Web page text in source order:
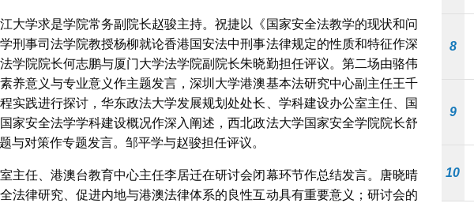
大学求是学院常务副院长赵骏主持。祝捷以《国家安全法教学的现状和问
刑事司法学院教授杨柳就论香港国安法中刑事法律规定的性质和特征作深
学院院长何志鹏与厦门大学法学院副院长朱晓勤担任评议。第二场由骆伟
养意义与专业意义作主题发言，深圳大学港澳基本法研究中心副主任王千
实践进行探讨，华东政法大学发展规划处处长、学科建设办公室主任、国
家安全法学学科建设概况作深入阐述，西北政法大学国家安全学院院长舒
与对策作专题发言。邹平学与赵骏担任评议。
主任、港澳台教育中心主任李居迁在研讨会闭幕环节作总结发言。唐晓晴
法律研究、促进内地与港澳法律体系的良性互动具有重要意义；研讨会的
8
9
10